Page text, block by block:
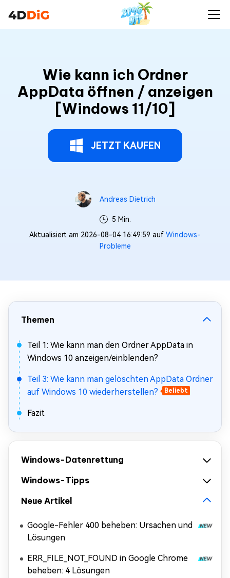
Wie kann ich Ordner
AppData öffnen / anzeigen
[Windows 11/10]
JETZT KAUFEN
Andreas Dietrich
5 Min.
Aktualisiert am 2026-08-04 16:49:59 auf Windows-
Probleme
Themen
Teil 1: Wie kann man den Ordner AppData in
Windows 10 anzeigen/einblenden?
Teil 3: Wie kann man gelöschten AppData Ordner
auf Windows 10 wiederherstellen?
Beliebt
Fazit
Windows-Datenrettung
Windows-Tipps
Neue Artikel
Google-Fehler 400 beheben: Ursachen und
Lösungen
ERR_FILE_NOT_FOUND in Google Chrome
beheben: 4 Lösungen